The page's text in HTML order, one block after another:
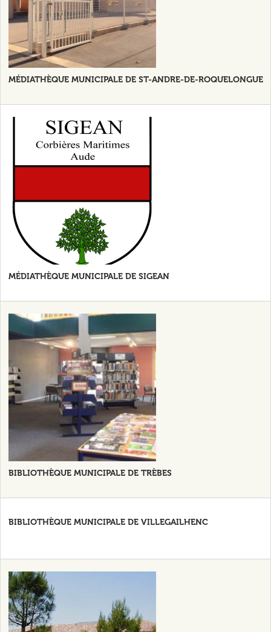
MÉDIATHÈQUE MUNICIPALE DE ST-ANDRE-DE-ROQUELONGUE
MÉDIATHÈQUE MUNICIPALE DE SIGEAN
BIBLIOTHÈQUE MUNICIPALE DE TRÈBES
BIBLIOTHÈQUE MUNICIPALE DE VILLEGAILHENC